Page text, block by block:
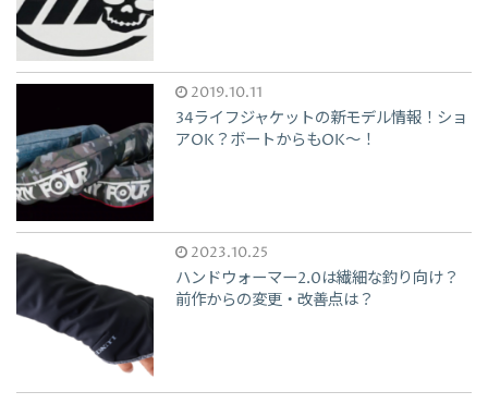
2019.10.11
34ライフジャケットの新モデル情報！ショ
アOK？ボートからもOK〜！
2023.10.25
ハンドウォーマー2.0は繊細な釣り向け？
前作からの変更・改善点は？